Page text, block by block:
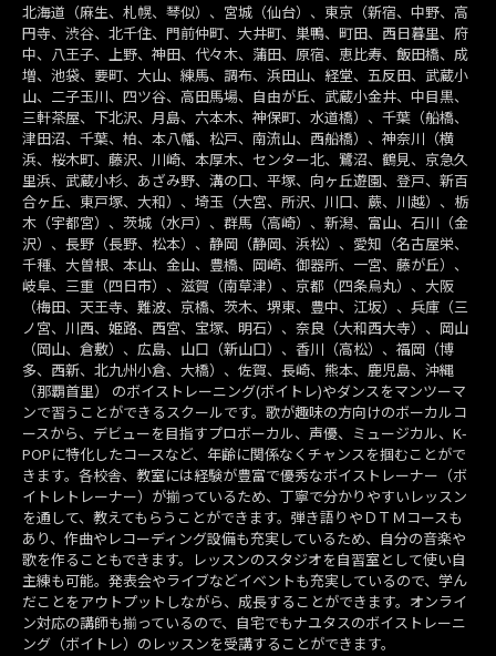
北海道（麻生、札幌、琴似）、宮城（仙台）、東京（新宿、中野、高
円寺、渋谷、北千住、門前仲町、大井町、巣鴨、町田、西日暮里、府
中、八王子、上野、神田、代々木、蒲田、原宿、恵比寿、飯田橋、成
増、池袋、要町、大山、練馬、調布、浜田山、経堂、五反田、武蔵小
山、二子玉川、四ツ谷、高田馬場、自由が丘、武蔵小金井、中目黒、
三軒茶屋、下北沢、月島、六本木、神保町、水道橋）、千葉（船橋、
津田沼、千葉、柏、本八幡、松戸、南流山、西船橋）、神奈川（横
浜、桜木町、藤沢、川崎、本厚木、センター北、鷺沼、鶴見、京急久
里浜、武蔵小杉、あざみ野、溝の口、平塚、向ヶ丘遊園、登戸、新百
合ヶ丘、東戸塚、大和）、埼玉（大宮、所沢、川口、蕨、川越）、栃
木（宇都宮）、茨城（水戸）、群馬（高崎）、新潟、富山、石川（金
沢）、長野（長野、松本）、静岡（静岡、浜松）、愛知（名古屋栄、
千種、大曽根、本山、金山、豊橋、岡崎、御器所、一宮、藤が丘）、
岐阜、三重（四日市）、滋賀（南草津）、京都（四条烏丸）、大阪
（梅田、天王寺、難波、京橋、茨木、堺東、豊中、江坂）、兵庫（三
ノ宮、川西、姫路、西宮、宝塚、明石）、奈良（大和西大寺）、岡山
（岡山、倉敷）、広島、山口（新山口）、香川（高松）、福岡（博
多、西新、北九州小倉、大橋）、佐賀、長崎、熊本、鹿児島、沖縄
（那覇首里） のボイストレーニング(ボイトレ)やダンスをマンツーマ
ンで習うことができるスクールです。歌が趣味の方向けのボーカルコ
ースから、デビューを目指すプロボーカル、声優、ミュージカル、K-
POPに特化したコースなど、年齢に関係なくチャンスを掴むことがで
きます。各校舎、教室には経験が豊富で優秀なボイストレーナー（ボ
イトレトレーナー）が揃っているため、丁寧で分かりやすいレッスン
を通して、教えてもらうことができます。弾き語りやＤＴＭコースも
あり、作曲やレコーディング設備も充実しているため、自分の音楽や
歌を作ることもできます。レッスンのスタジオを自習室として使い自
主練も可能。発表会やライブなどイベントも充実しているので、学ん
だことをアウトプットしながら、成長することができます。オンライ
ン対応の講師も揃っているので、自宅でもナユタスのボイストレーニ
ング（ボイトレ）のレッスンを受講することができます。